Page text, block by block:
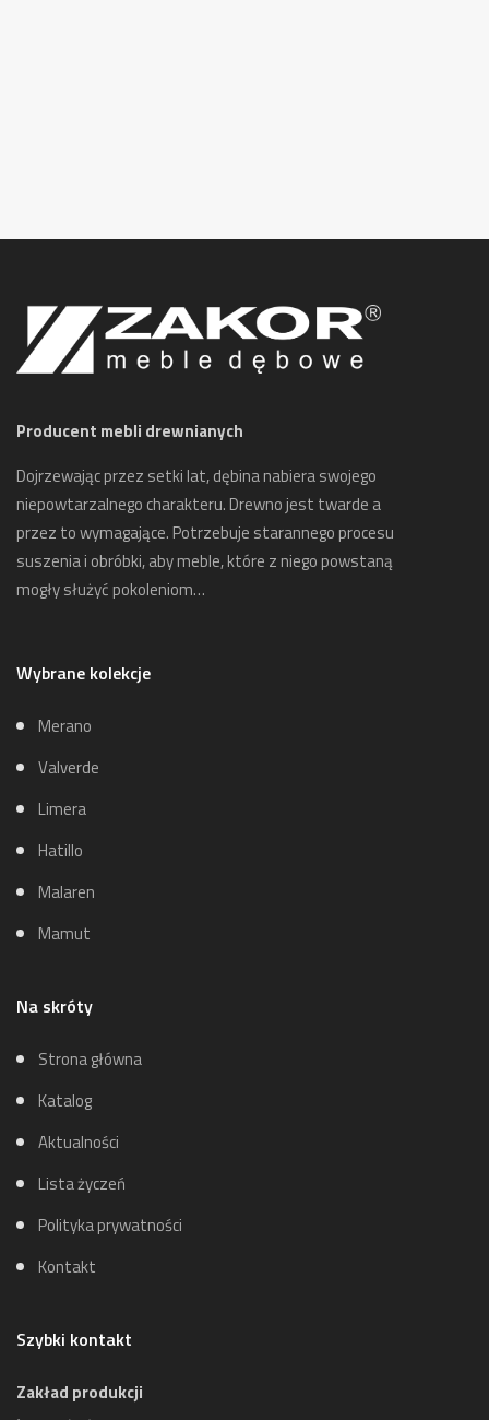
Producent mebli drewnianych
Dojrzewając przez setki lat, dębina nabiera swojego
niepowtarzalnego charakteru. Drewno jest twarde a
przez to wymagające. Potrzebuje starannego procesu
suszenia i obróbki, aby meble, które z niego powstaną
mogły służyć pokoleniom…
Wybrane kolekcje
Merano
Valverde
Limera
Hatillo
Malaren
Mamut
Na skróty
Strona główna
Katalog
Aktualności
Lista życzeń
Polityka prywatności
Kontakt
Szybki kontakt
Zakład produkcji